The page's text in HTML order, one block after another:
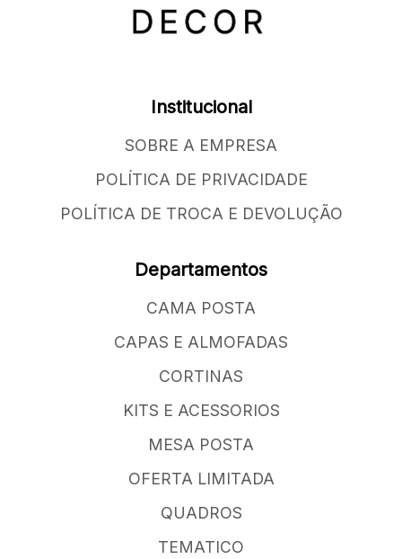
Institucional
SOBRE A EMPRESA
POLÍTICA DE PRIVACIDADE
POLÍTICA DE TROCA E DEVOLUÇÃO
Departamentos
CAMA POSTA
CAPAS E ALMOFADAS
CORTINAS
KITS E ACESSORIOS
MESA POSTA
OFERTA LIMITADA
QUADROS
TEMATICO